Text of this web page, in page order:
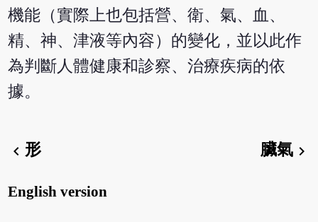
機能（實際上也包括營、衛、氣、血、
精、神、津液等內容）的變化，並以此作
為判斷人體健康和診察、治療疾病的依
據。
chevron_left形 臟氣chevron_right
English version